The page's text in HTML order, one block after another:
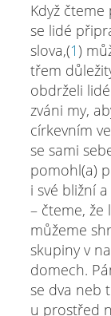
Když
se lidé
slova,(1)
třem
obdrželi
zváni my,
církevním
se sami
pomohl(a)
i své bližní
– čteme, že
můžeme
skupiny v
domech.
se dva neb
u prostřed